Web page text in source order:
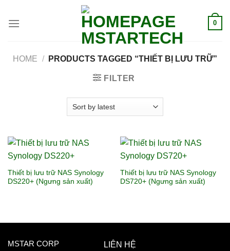
0
HOME / PRODUCTS TAGGED “THIẾT BỊ LƯU TRỮ”
FILTER
Thiết bị lưu trữ NAS Synology
DS220+ (Ngưng sản xuất)
Thiết bị lưu trữ NAS Synology
DS720+ (Ngưng sản xuất)
MSTAR CORP LIÊN HỆ